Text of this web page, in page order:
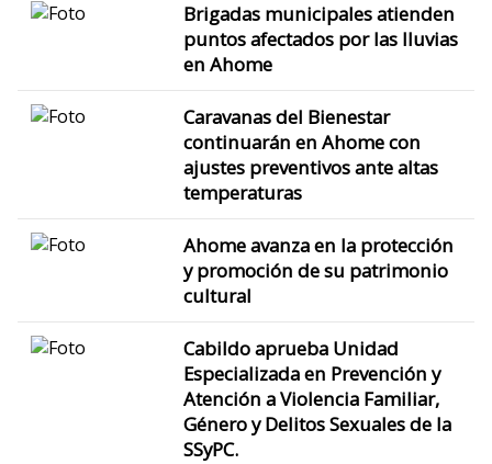
Brigadas municipales atienden
puntos afectados por las lluvias
en Ahome
Caravanas del Bienestar
continuarán en Ahome con
ajustes preventivos ante altas
temperaturas
Ahome avanza en la protección
y promoción de su patrimonio
cultural
Cabildo aprueba Unidad
Especializada en Prevención y
Atención a Violencia Familiar,
Género y Delitos Sexuales de la
SSyPC.